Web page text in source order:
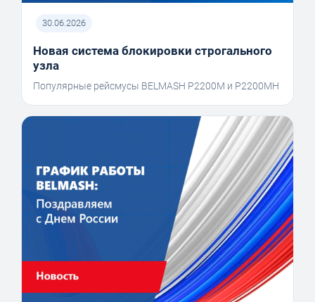
30.06.2026
Новая система блокировки строгального
узла
Популярные рейсмусы BELMASH P2200M и P2200MH